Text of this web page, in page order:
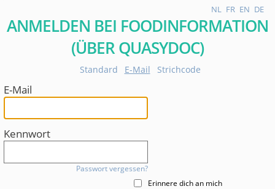
NL FR EN DE
ANMELDEN BEI FOODINFORMATION
(ÜBER QUASYDOC)
Standard E-Mail Strichcode
E-Mail
Kennwort
Passwort vergessen?
Erinnere dich an mich